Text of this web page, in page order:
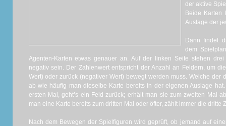
der aktive
Beide Karten
Auslage der
Dann findet
dem
Agenten-Karten etwas genauer an. Auf der linken Seite stehen
negativ sein. Der Zahlenwert entspricht der Anzahl an Feldern, um
Wert) oder zurück (negativer Wert) bewegt werden muss. Welche der
ab wie häufig man dieselbe Karte bereits in der eigenen Auslage
ersten Mal, geht’s ein Feld zurück; erhält man sie zum zweiten Mal
man eine Karte bereits zum dritten Mal oder öfter, zählt immer die dritte
Nach dem Bewegen der Spielfiguren wird geprüft, ob jemand auf